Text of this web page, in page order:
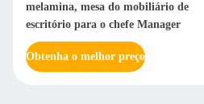
melamina, mesa do mobiliário de
escritório para o chefe Manager
Obtenha o melhor preço